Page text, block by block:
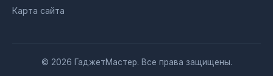
Карта сайта
© 2026 ГаджетМастер. Все права защищены.